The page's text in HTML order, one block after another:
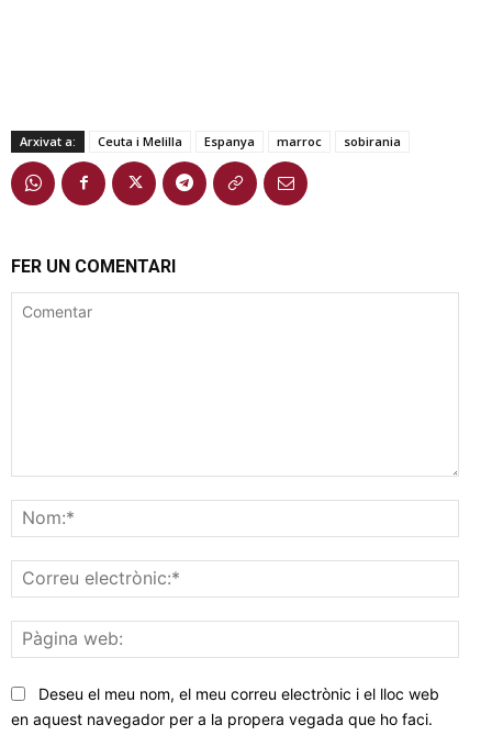
Arxivat a: Ceuta i Melilla Espanya marroc sobirania
FER UN COMENTARI
web:
Deseu el meu nom, el meu correu electrònic i el lloc web
en aquest navegador per a la propera vegada que ho faci.